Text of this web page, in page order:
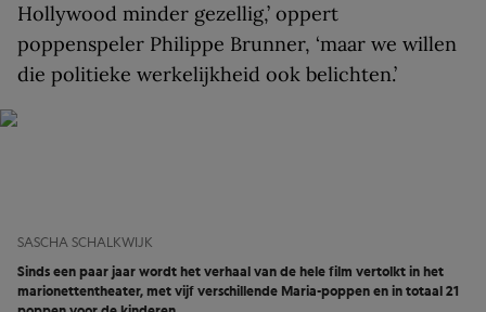
Hollywood minder gezellig,’ oppert
poppenspeler Philippe Brunner, ‘maar we willen
die politieke werkelijkheid ook belichten.’
SASCHA SCHALKWIJK
Sinds een paar jaar wordt het verhaal van de hele film vertolkt in het
marionettentheater, met vijf verschillende Maria-poppen en in totaal 21